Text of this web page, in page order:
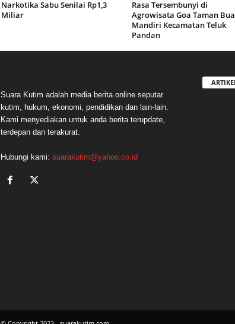
Narkotika Sabu Senilai Rp1,3
Miliar
Rasa Tersembunyi di
Agrowisata Goa Taman
Mandiri Kecamatan Teluk
Pandan
Suara Kutim adalah media berita online seputar
kutim, hukum, ekonomi, pendidikan dan lain-lain.
Kami menyediakan untuk anda berita terupdate,
terdepan dan terakurat.
Hubungi kami: suarakutim@yahoo.co.id